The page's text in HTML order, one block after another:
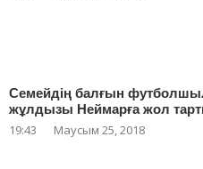
Семейдің балғын
жұлдызы Неймарға жол
19:43 Маусым 25, 2018